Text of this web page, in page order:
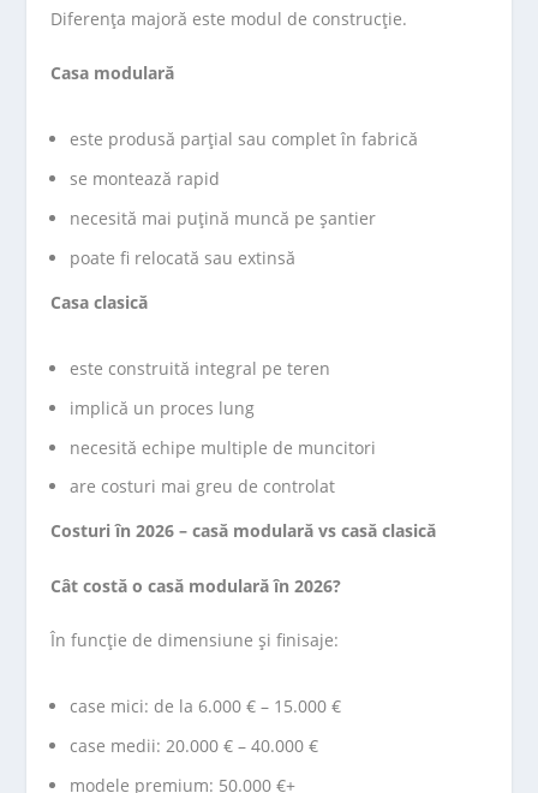
Diferența majoră este modul de construcție.
Casa modulară
este produsă parțial sau complet în fabrică
se montează rapid
necesită mai puțină muncă pe șantier
poate fi relocată sau extinsă
Casa clasică
este construită integral pe teren
implică un proces lung
necesită echipe multiple de muncitori
are costuri mai greu de controlat
Costuri în 2026 – casă modulară vs casă clasică
Cât costă o casă modulară în 2026?
În funcție de dimensiune și finisaje:
case mici: de la 6.000 € – 15.000 €
case medii: 20.000 € – 40.000 €
modele premium: 50.000 €+